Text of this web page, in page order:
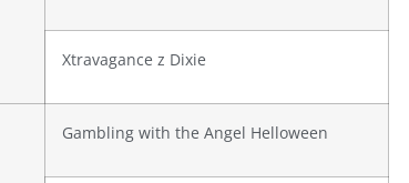
Xtravagance z Dixie
Gambling with the Angel Helloween